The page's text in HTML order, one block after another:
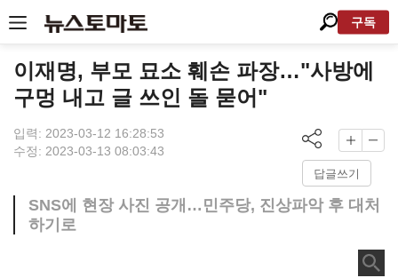
구독
이재명, 부모 묘소 훼손 파장…"사방에
구멍 내고 글 쓰인 돌 묻어"
입력: 2023-03-12 16:28:53
수정: 2023-03-13 08:03:43
답글쓰기
SNS에 현장 사진 공개…민주당, 진상파악 후 대처
하기로